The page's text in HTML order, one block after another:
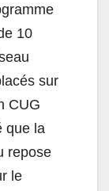
10
sur
CUG
que la
repose
le